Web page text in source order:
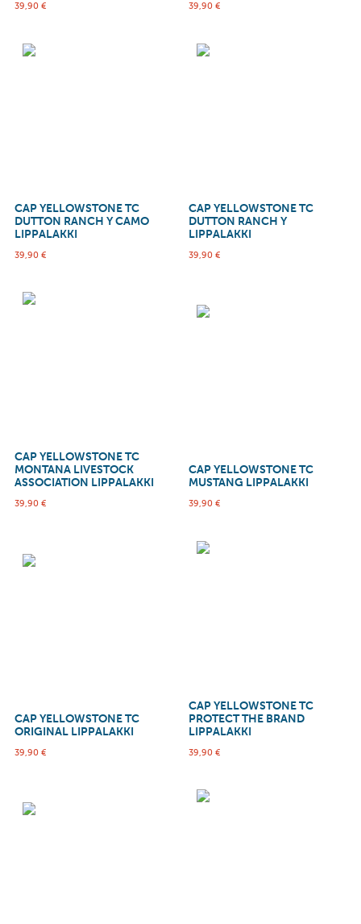
39,90 € 39,90 €
CAP YELLOWSTONE TC
DUTTON RANCH Y CAMO
LIPPALAKKI
39,90 €
CAP YELLOWSTONE TC
DUTTON RANCH Y
LIPPALAKKI
39,90 €
CAP YELLOWSTONE TC
MONTANA LIVESTOCK
ASSOCIATION LIPPALAKKI
39,90 €
CAP YELLOWSTONE TC
MUSTANG LIPPALAKKI
39,90 €
CAP YELLOWSTONE TC
ORIGINAL LIPPALAKKI
39,90 €
CAP YELLOWSTONE TC
PROTECT THE BRAND
LIPPALAKKI
39,90 €